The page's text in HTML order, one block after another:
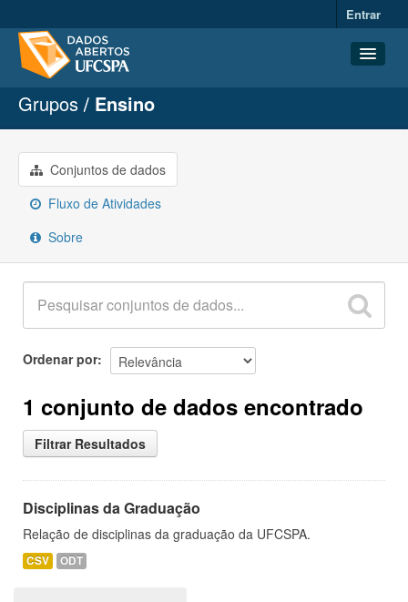
Entrar
Conjuntos de dados
Organizações
Grupos
Sobre
Grupos Ensino
Conjuntos de dados
Fluxo de Atividades
Sobre
Ordenar por
1 conjunto de dados encontrado
Filtrar Resultados
Disciplinas da Graduação
Relação de disciplinas da graduação da UFCSPA.
CSV ODT